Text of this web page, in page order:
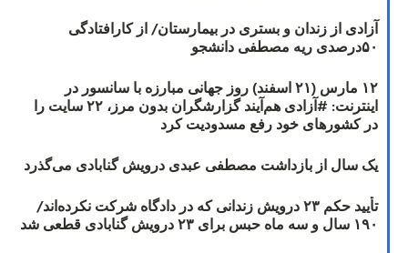
آزادی از زندان و بستری در بیمارستان/ از کارافتادگی
۵۰درصدی ریه مصطفی دانشجو
۱۲ مارس (۲۱ اسفند) روز جهانی مبارزه با سانسور در
اینترنت: #آزادی هم‌آیند گزارشگران‌ بدون مرز، ۲۲ سایت را
در کشورهای خود رفع مسدودیت کرد
یک سال از بازداشت مصطفی عبدی درویش گنابادی می‌گذرد
تأیید حکم ۲۳ درویش زندانی که در دادگاه شرکت نکرده‌اند/
۱۹۰ سال و سه ماه حبس برای ۲۳ درویش گنابادی قطعی شد